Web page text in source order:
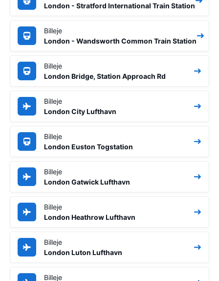
London - Stratford International Train Station
Billeje
London - Wandsworth Common Train Station
Billeje
London Bridge, Station Approach Rd
Billeje
London City Lufthavn
Billeje
London Euston Togstation
Billeje
London Gatwick Lufthavn
Billeje
London Heathrow Lufthavn
Billeje
London Luton Lufthavn
Billeje